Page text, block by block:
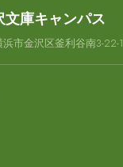
文庫キャンパス
市金沢区釜利谷南3-22-1